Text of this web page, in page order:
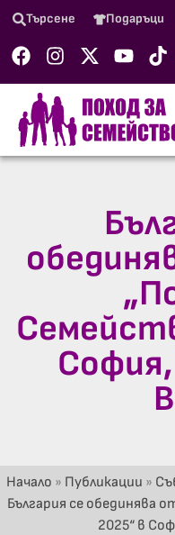
Търсене Подаръци
Начало » Публикации »
България се обединява
2025“ в